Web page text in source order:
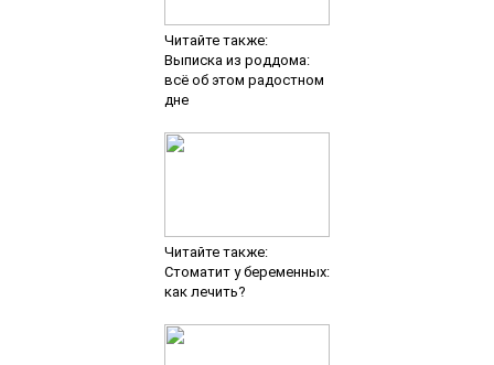
Читайте также:
Выписка из роддома:
всё об этом радостном
дне
Читайте также:
Стоматит у беременных:
как лечить?